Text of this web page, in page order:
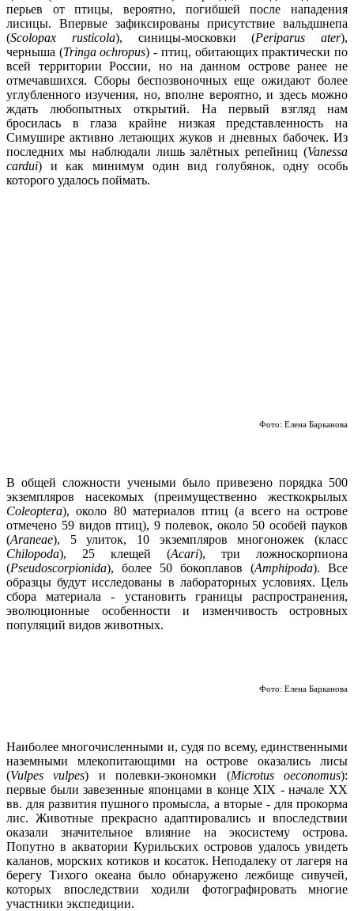
перьев от птицы, вероятно, погибшей после нападения
лисицы. Впервые зафиксированы присутствие вальдшнепа
(Scolopax rusticola), синицы-московки (Periparus ater),
черныша (Tringa ochropus) - птиц, обитающих практически по
всей территории России, но на данном острове ранее не
отмечавшихся. Сборы беспозвоночных еще ожидают более
углубленного изучения, но, вполне вероятно, и здесь можно
ждать любопытных открытий. На первый взгляд нам
бросилась в глаза крайне низкая представленность на
Симушире активно летающих жуков и дневных бабочек. Из
последних мы наблюдали лишь залётных репейниц (Vanessa
cardui) и как минимум один вид голубянок, одну особь
которого удалось поймать.
Фото: Елена Барканова
В общей сложности учеными было привезено порядка 500
экземпляров насекомых (преимущественно жесткокрылых
Coleoptera), около 80 материалов птиц (а всего на острове
отмечено 59 видов птиц), 9 полевок, около 50 особей пауков
(Araneae), 5 улиток, 10 экземпляров многоножек (класс
Chilopoda), 25 клещей (Acari), три ложноскорпиона
(Pseudoscorpionida), более 50 бокоплавов (Amphipoda). Все
образцы будут исследованы в лабораторных условиях. Цель
сбора материала - установить границы распространения,
эволюционные особенности и изменчивость островных
популяций видов животных.
Фото: Елена Барканова
Наиболее многочисленными и, судя по всему, единственными
наземными млекопитающими на острове оказались лисы
(Vulpes vulpes) и полевки-экономки (Microtus oeconomus):
первые были завезенные японцами в конце XIX - начале XX
вв. для развития пушного промысла, а вторые - для прокорма
лис. Животные прекрасно адаптировались и впоследствии
оказали значительное влияние на экосистему острова.
Попутно в акватории Курильских островов удалось увидеть
каланов, морских котиков и косаток. Неподалеку от лагеря на
берегу Тихого океана было обнаружено лежбище сивучей,
которых впоследствии ходили фотографировать многие
участники экспедиции.